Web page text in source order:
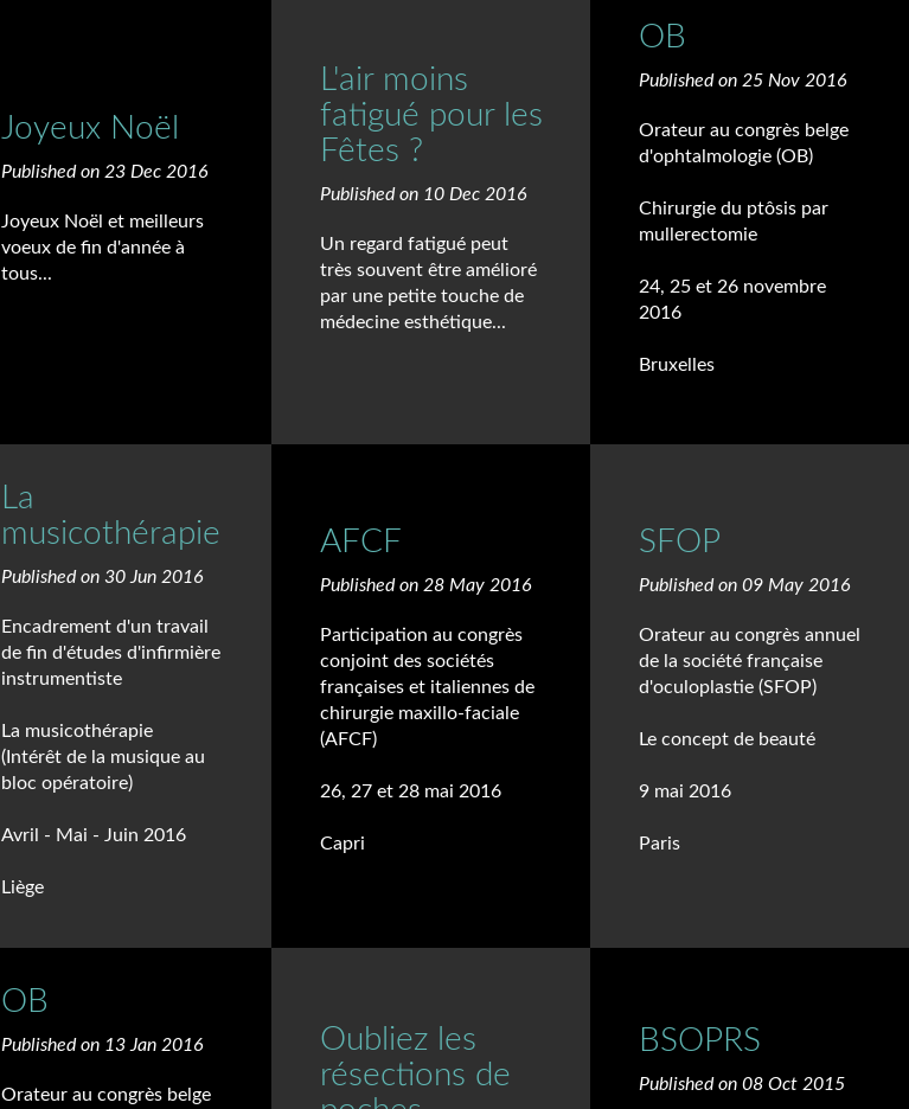
Joyeux Noël
Published on 23 Dec 2016
Joyeux Noël et meilleurs
voeux de fin d'année à
tous...
L'air moins
fatigué pour les
Fêtes ?
Published on 10 Dec 2016
Un regard fatigué peut
très souvent être amélioré
par une petite touche de
médecine esthétique...
OB
Published on 25 Nov 2016
Orateur au congrès belge
d'ophtalmologie (OB)
Chirurgie du ptôsis par
mullerectomie
24, 25 et 26 novembre
2016
Bruxelles
La
musicothérapie
Published on 30 Jun 2016
Encadrement d'un travail
de fin d'études d'infirmière
instrumentiste
La musicothérapie
(Intérêt de la musique au
bloc opératoire)
Avril - Mai - Juin 2016
Liège
AFCF
Published on 28 May 2016
Participation au congrès
conjoint des sociétés
françaises et italiennes de
chirurgie maxillo-faciale
(AFCF)
26, 27 et 28 mai 2016
Capri
SFOP
Published on 09 May 2016
Orateur au congrès annuel
de la société française
d'oculoplastie (SFOP)
Le concept de beauté
9 mai 2016
Paris
OB
Published on 13 Jan 2016
Orateur au congrès belge
Oubliez les
résections de
BSOPRS
Published on 08 Oct 2015